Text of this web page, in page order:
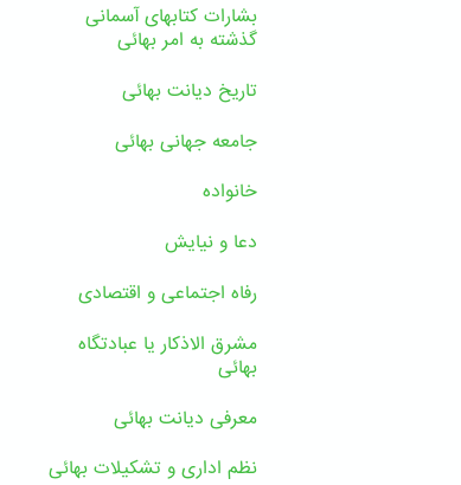
بشارات کتابهای آسمانی
گذشته به امر بهائی
تاریخ دیانت بهائی
جامعه جهانی بهائی
خانواده
دعا و نیایش
رفاه اجتماعی و اقتصادی
مشرق الاذکار یا عبادتگاه
بهائی
معرفی دیانت بهائی
نظم اداری و تشکیلات بهائی